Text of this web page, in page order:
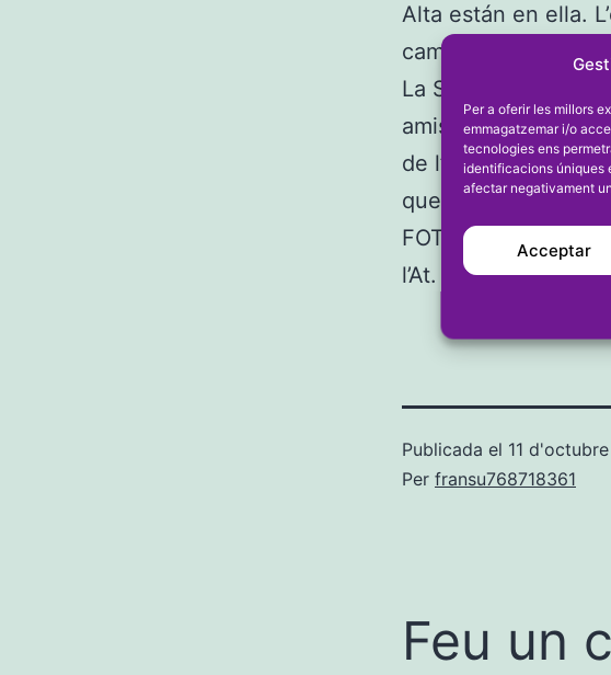
Per a oferir les millors
emmagatzemar i/o
tecnologies ens
identificacions úniques
afectar negativament
Acceptar
Alta están en ella.
camp de futbol
La Selecció
amistós, el primer
de l’At. Túria, que
que va estar igualat.
FOTO FFCV: La
l’At. Túria.
Publicada el 11
Per fransu768718361
Feu un